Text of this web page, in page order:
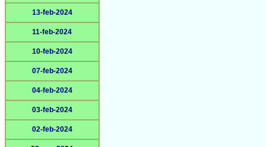
13-feb-2024
11-feb-2024
10-feb-2024
07-feb-2024
04-feb-2024
03-feb-2024
02-feb-2024